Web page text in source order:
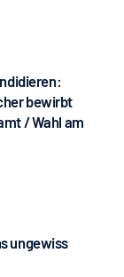
bewirbt
/ Wahl am
ungewiss